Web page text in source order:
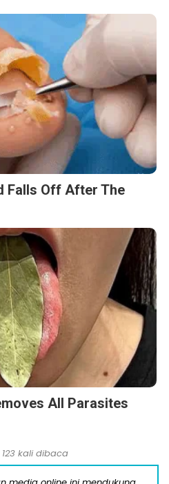
Falls Off After The
All Parasites
kali dibaca